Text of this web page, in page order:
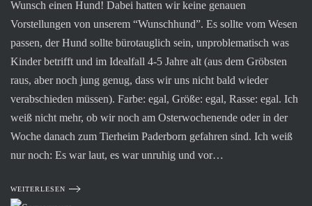
Wunsch einen Hund! Dabei hatten wir keine genauen
Vorstellungen von unserem “Wunschhund”. Es sollte vom Wesen
passen, der Hund sollte bürotauglich sein, unproblematisch was
Kinder betrifft und im Idealfall 4-5 Jahre alt (aus dem Gröbsten
raus, aber noch jung genug, dass wir uns nicht bald wieder
verabschieden müssen). Farbe: egal, Größe: egal, Rasse: egal. Ich
weiß nicht mehr, ob wir noch am Osterwochenende oder in der
Woche danach zum Tierheim Paderborn gefahren sind. Ich weiß
nur noch: Es war laut, es war unruhig und vor…
WEITERLESEN